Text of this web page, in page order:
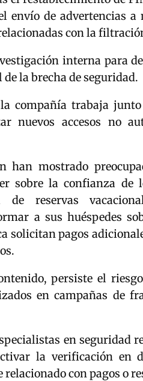
envío de advertencias a
con la
interna para
la brecha de seguridad.
compañía trabaja
nuevos accesos no
han mostrado
sobre la confianza de
reservas
a sus huéspedes
solicitan pagos
persiste el
en campañas de
en seguridad
la verificación en
con pagos o